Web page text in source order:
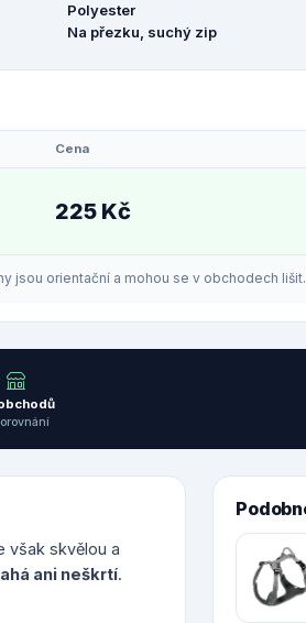
Polyester
Na přezku, suchý zip
Cena
225 Kč
jsou orientační a mohou se v obchodech lišit.
však skvělou a
ani neškrtí.